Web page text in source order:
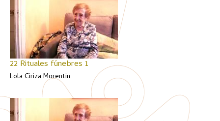
22 Rituales fúnebres 1
Lola Ciriza Morentin